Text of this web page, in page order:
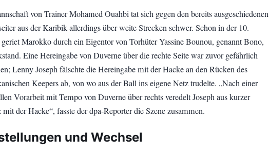
von Trainer Mohamed Ouahbi tat sich gegen den bereits ausgeschiedenen
aus der Karibik allerdings über weite Strecken schwer. Schon in der 10.
Marokko durch ein Eigentor von Torhüter Yassine Bounou, genannt Bono,
Eine Hereingabe von Duverne über die rechte Seite war zuvor gefährlich
Lenny Joseph fälschte die Hereingabe mit der Hacke an den Rücken des
Keepers ab, von wo aus der Ball ins eigene Netz trudelte. „Nach einer
Vorarbeit mit Tempo von Duverne über rechts veredelt Joseph aus kurzer
mit der Hacke“, fasste der dpa-Reporter die Szene zusammen.
und Wechsel